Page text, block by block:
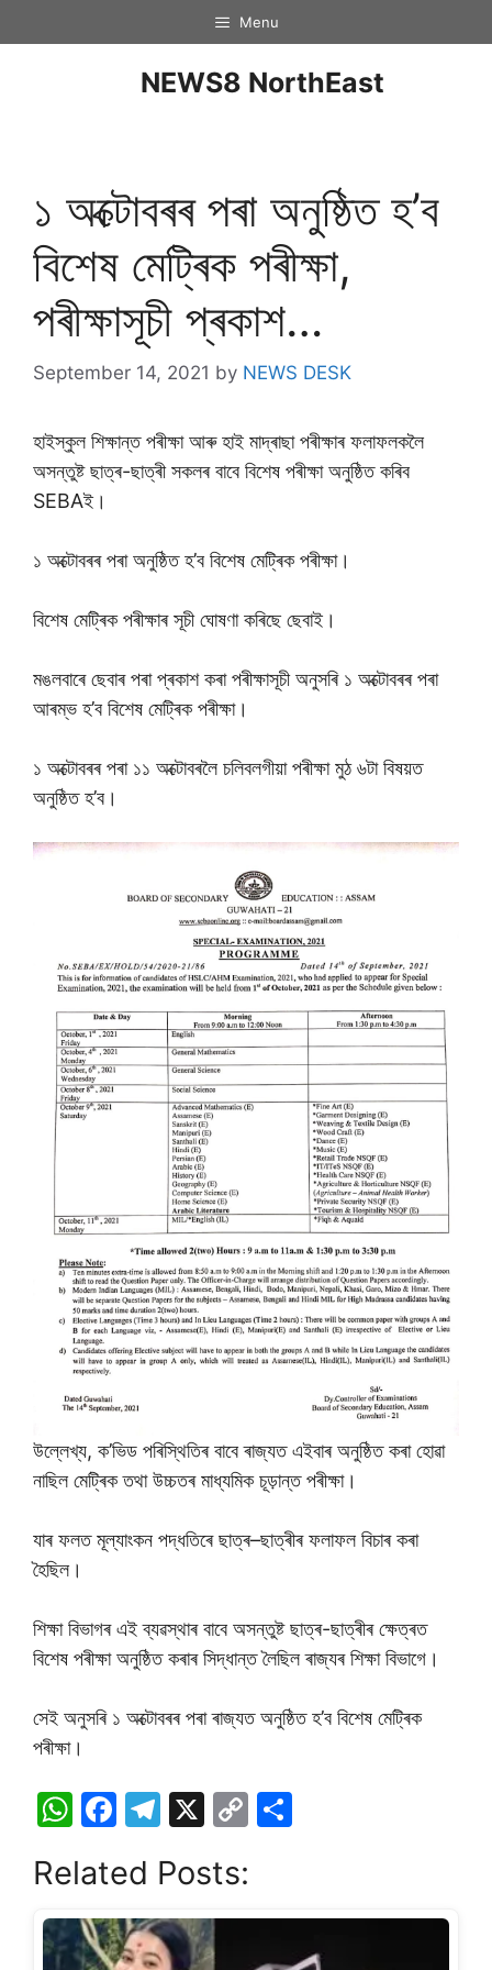
Menu
NEWS8 NorthEast
১ অক্টোবৰৰ পৰা অনুষ্ঠিত হ’ব
বিশেষ মেট্ৰিক পৰীক্ষা,
পৰীক্ষাসূচী প্ৰকাশ…
September 14, 2021 by NEWS DESK
হাইস্কুল শিক্ষান্ত পৰীক্ষা আৰু হাই মাদ্ৰাছা পৰীক্ষাৰ ফলাফলকলৈ
অসন্তুষ্ট ছাত্ৰ-ছাত্ৰী সকলৰ বাবে বিশেষ পৰীক্ষা অনুষ্ঠিত কৰিব
SEBAই।
১ অক্টোবৰৰ পৰা অনুষ্ঠিত হ’ব বিশেষ মেট্ৰিক পৰীক্ষা।
বিশেষ মেট্ৰিক পৰীক্ষাৰ সূচী ঘোষণা কৰিছে ছেবাই।
মঙলবাৰে ছেবাৰ পৰা প্ৰকাশ কৰা পৰীক্ষাসূচী অনুসৰি ১ অক্টোবৰৰ পৰা
আৰম্ভ হ’ব বিশেষ মেট্ৰিক পৰীক্ষা।
১ অক্টোবৰৰ পৰা ১১ অক্টোবৰলৈ চলিবলগীয়া পৰীক্ষা মুঠ ৬টা বিষয়ত
অনুষ্ঠিত হ’ব।
উল্লেখ্য, ক’ভিড পৰিস্থিতিৰ বাবে ৰাজ্যত এইবাৰ অনুষ্ঠিত কৰা হোৱা
নাছিল মেট্ৰিক তথা উচ্চতৰ মাধ্যমিক চূড়ান্ত পৰীক্ষা।
যাৰ ফলত মূল্যাংকন পদ্ধতিৰে ছাত্ৰ–ছাত্ৰীৰ ফলাফল বিচাৰ কৰা
হৈছিল।
শিক্ষা বিভাগৰ এই ব্যৱস্থাৰ বাবে অসন্তুষ্ট ছাত্ৰ-ছাত্ৰীৰ ক্ষেত্ৰত
বিশেষ পৰীক্ষা অনুষ্ঠিত কৰাৰ সিদ্ধান্ত লৈছিল ৰাজ্যৰ শিক্ষা বিভাগে।
সেই অনুসৰি ১ অক্টোবৰৰ পৰা ৰাজ্যত অনুষ্ঠিত হ’ব বিশেষ মেট্ৰিক
পৰীক্ষা।
W
at
s
A
F
c
e
b
T
e
gr
a
X
C
y e
Related Posts: